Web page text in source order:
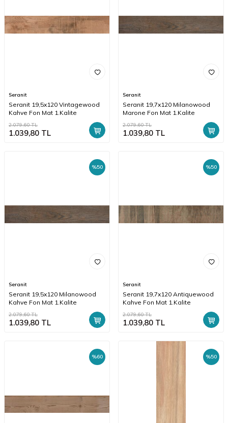
Seranit
Seranit 19,5x120 Vintagewood
Kahve Fon Mat 1.Kalite
2.079,60TL
1.039,80 TL
Seranit
Seranit 19,7x120 Milanowood
Marone Fon Mat 1.Kalite
2.079,60TL
1.039,80 TL
%50
Seranit
Seranit 19,5x120 Milanowood
Kahve Fon Mat 1.Kalite
2.079,60TL
1.039,80 TL
%50
Seranit
Seranit 19,7x120 Antiquewood
Kahve Fon Mat 1.Kalite
2.079,60TL
1.039,80 TL
%60 %50